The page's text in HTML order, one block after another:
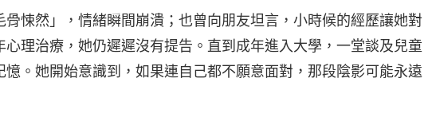
悚然」，情緒瞬間崩潰；也曾向朋友坦言，小時候的經歷讓她對
理治療，她仍遲遲沒有提告。直到成年進入大學，一堂談及兒童
。她開始意識到，如果連自己都不願意面對，那段陰影可能永遠